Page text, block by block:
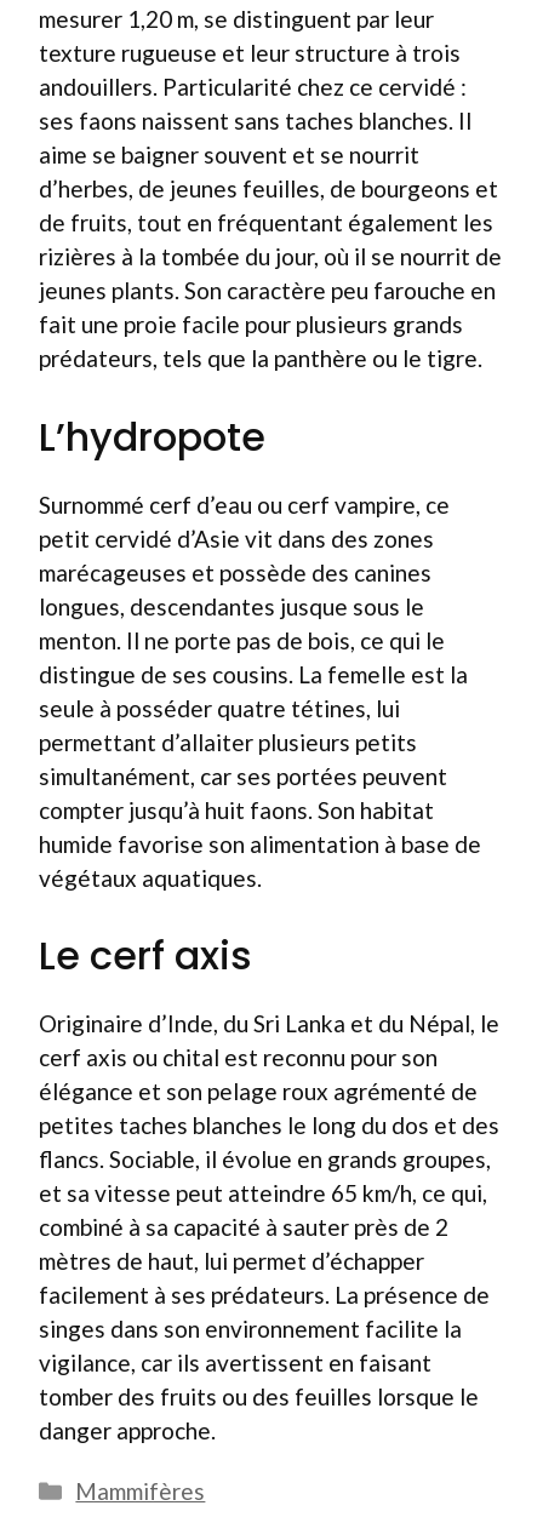
mesurer 1,20 m, se distinguent par leur
texture rugueuse et leur structure à trois
andouillers. Particularité chez ce cervidé :
ses faons naissent sans taches blanches. Il
aime se baigner souvent et se nourrit
d’herbes, de jeunes feuilles, de bourgeons et
de fruits, tout en fréquentant également les
rizières à la tombée du jour, où il se nourrit de
jeunes plants. Son caractère peu farouche en
fait une proie facile pour plusieurs grands
prédateurs, tels que la panthère ou le tigre.
L’hydropote
Surnommé cerf d’eau ou cerf vampire, ce
petit cervidé d’Asie vit dans des zones
marécageuses et possède des canines
longues, descendantes jusque sous le
menton. Il ne porte pas de bois, ce qui le
distingue de ses cousins. La femelle est la
seule à posséder quatre tétines, lui
permettant d’allaiter plusieurs petits
simultanément, car ses portées peuvent
compter jusqu’à huit faons. Son habitat
humide favorise son alimentation à base de
végétaux aquatiques.
Le cerf axis
Originaire d’Inde, du Sri Lanka et du Népal, le
cerf axis ou chital est reconnu pour son
élégance et son pelage roux agrémenté de
petites taches blanches le long du dos et des
flancs. Sociable, il évolue en grands groupes,
et sa vitesse peut atteindre 65 km/h, ce qui,
combiné à sa capacité à sauter près de 2
mètres de haut, lui permet d’échapper
facilement à ses prédateurs. La présence de
singes dans son environnement facilite la
vigilance, car ils avertissent en faisant
tomber des fruits ou des feuilles lorsque le
danger approche.
Catégories
Mammifères